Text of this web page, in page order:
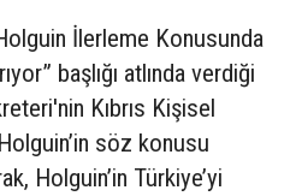
İlerleme Konusunda
başlığı atlında verdiği
Kıbrıs Kişisel
söz konusu
Holguin’in Türkiye’yi